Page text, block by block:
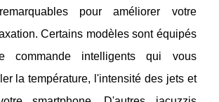
pour améliorer votre
Certains modèles sont équipés
commande intelligents qui vous
la température, l'intensité des jets et